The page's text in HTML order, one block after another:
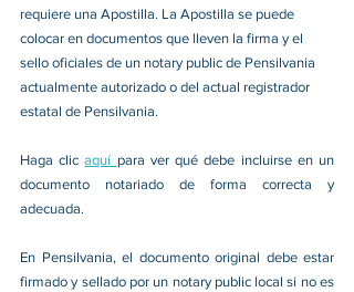
requiere una Apostilla. La Apostilla se puede
colocar en documentos que lleven la firma y el
sello oficiales de un notary public de Pensilvania
actualmente autorizado o del actual registrador
estatal de Pensilvania.
Haga clic aquí para ver qué debe incluirse en un
documento notariado de forma correcta y
adecuada.
En Pensilvania, el documento original debe estar
firmado y sellado por un notary public local si no es